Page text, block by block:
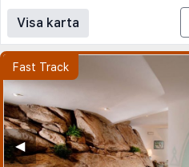
Visa karta
◀︎